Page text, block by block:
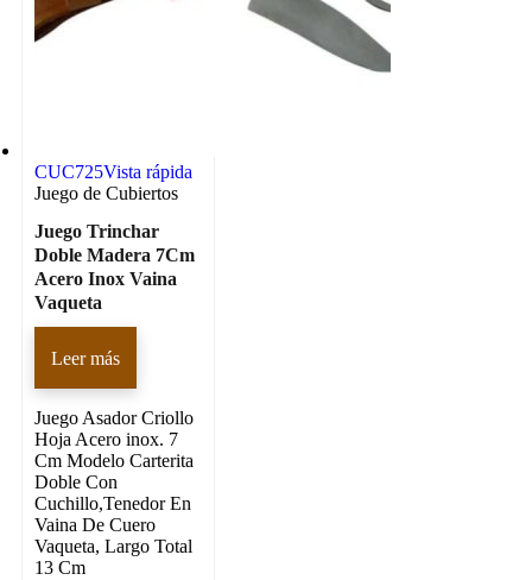
CUC725Vista rápida
Juego de Cubiertos
Juego Trinchar
Doble Madera 7Cm
Acero Inox Vaina
Vaqueta
Leer más
Juego Asador Criollo
Hoja Acero inox. 7
Cm Modelo Carterita
Doble Con
Cuchillo,Tenedor En
Vaina De Cuero
Vaqueta, Largo Total
13 Cm